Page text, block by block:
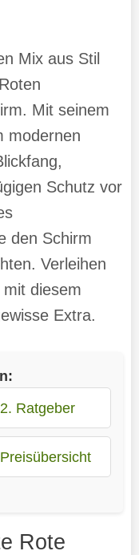
Mix aus Stil
Mit seinem
modernen
Schutz vor
den Schirm
Verleihen
diesem
Extra.
2. Ratgeber
Rote